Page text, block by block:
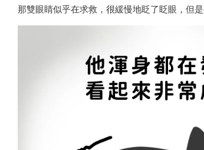
那雙眼睛似乎在求救，很緩慢地眨了眨眼，但